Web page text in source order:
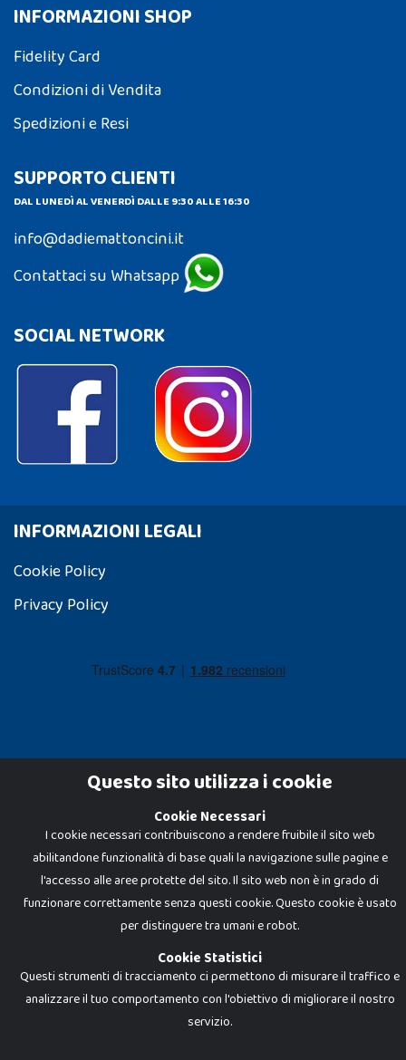
INFORMAZIONI SHOP
Fidelity Card
Condizioni di Vendita
Spedizioni e Resi
SUPPORTO CLIENTI
DAL LUNEDÌ AL VENERDÌ DALLE 9:30 ALLE 16:30
info@dadiemattoncini.it
Contattaci su Whatsapp
SOCIAL NETWORK
INFORMAZIONI LEGALI
Cookie Policy
Privacy Policy
Dadi e Mattoncini è un brand di Giocabene Srl. Ogni riproduzione o utilizzo non
espressamente autorizzato è severamente vietato. Tutti i loghi, marchi,
brand elencati nel presente shop sono di proprietà dei rispettivi titolari.
I prezzi e le promozioni pubblicate potrebbero differire da quanto esposto in
negozio.
Giocabene Srl - via della Posta 8, 20123 Milano (MI)
P.IVA 02608090425 - REA AN201199 - C.S. 10.000 i.v.
Questo sito utilizza i cookie
Cookie Necessari
I cookie necessari contribuiscono a rendere fruibile il sito web
abilitandone funzionalità di base quali la navigazione sulle pagine e
l'accesso alle aree protette del sito. Il sito web non è in grado di
funzionare correttamente senza questi cookie. Questo cookie è usato
per distinguere tra umani e robot.
Cookie Statistici
Questi strumenti di tracciamento ci permettono di misurare il traffico e
analizzare il tuo comportamento con l'obiettivo di migliorare il nostro
servizio.